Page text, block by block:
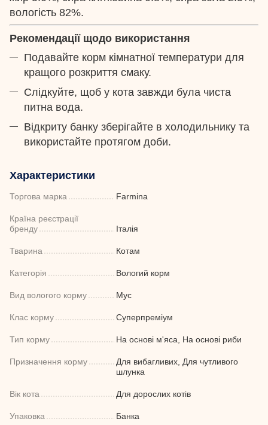
вологість 82%.
Рекомендації щодо використання
Подавайте корм кімнатної температури для
кращого розкриття смаку.
Слідкуйте, щоб у кота завжди була чиста
питна вода.
Відкриту банку зберігайте в холодильнику та
використайте протягом доби.
Характеристики
Торгова марка Farmina
Країна реєстрації
бренду
Італія
Тварина Котам
Категорія Вологий корм
Вид вологого корму Мус
Клас корму Суперпреміум
Тип корму На основі м'яса, На основі риби
Призначення корму
Для вибагливих, Для чутливого
шлунка
Вік кота Для дорослих котів
Упаковка Банка